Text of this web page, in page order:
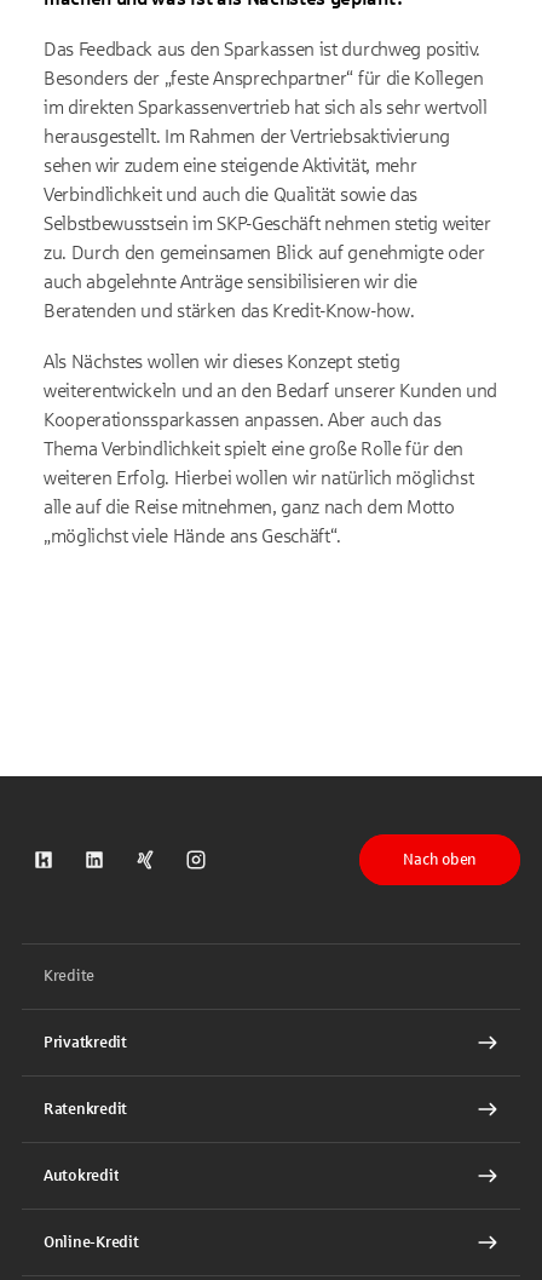
Das Feedback aus den Sparkassen ist durchweg positiv.
Besonders der „feste Ansprechpartner“ für die Kollegen
im direkten Sparkassenvertrieb hat sich als sehr wertvoll
herausgestellt. Im Rahmen der Vertriebsaktivierung
sehen wir zudem eine steigende Aktivität, mehr
Verbindlichkeit und auch die Qualität sowie das
Selbstbewusstsein im SKP-Geschäft nehmen stetig weiter
zu. Durch den gemeinsamen Blick auf genehmigte oder
auch abgelehnte Anträge sensibilisieren wir die
Beratenden und stärken das Kredit-Know-how.
Als Nächstes wollen wir dieses Konzept stetig
weiterentwickeln und an den Bedarf unserer Kunden und
Kooperationssparkassen anpassen. Aber auch das
Thema Verbindlichkeit spielt eine große Rolle für den
weiteren Erfolg. Hierbei wollen wir natürlich möglichst
alle auf die Reise mitnehmen, ganz nach dem Motto
„möglichst viele Hände ans Geschäft“.
S-Kreditpartner auf Kununu
S-Kreditpartner auf LinkedIn
S-Kreditpartner auf Xing
S-Kreditpartner auf Instagram
Nach oben
Kredite
Privatkredit
Ratenkredit
Autokredit
Online-Kredit